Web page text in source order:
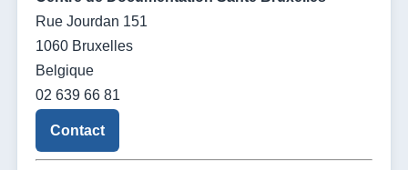
Rue Jourdan 151
1060 Bruxelles
Belgique
02 639 66 81
Contact